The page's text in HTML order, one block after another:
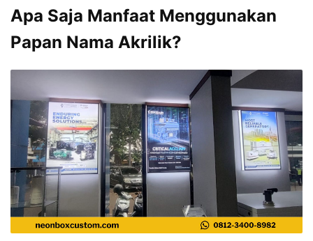
Apa Saja Manfaat Menggunakan
Papan Nama Akrilik?